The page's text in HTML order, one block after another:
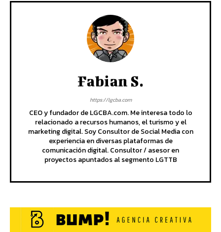
Fabian S.
https://lgcba.com
CEO y fundador de LGCBA.com. Me interesa todo lo
relacionado a recursos humanos, el turismo y el
marketing digital. Soy Consultor de Social Media con
experiencia en diversas plataformas de
comunicación digital. Consultor / asesor en
proyectos apuntados al segmento LGTTB